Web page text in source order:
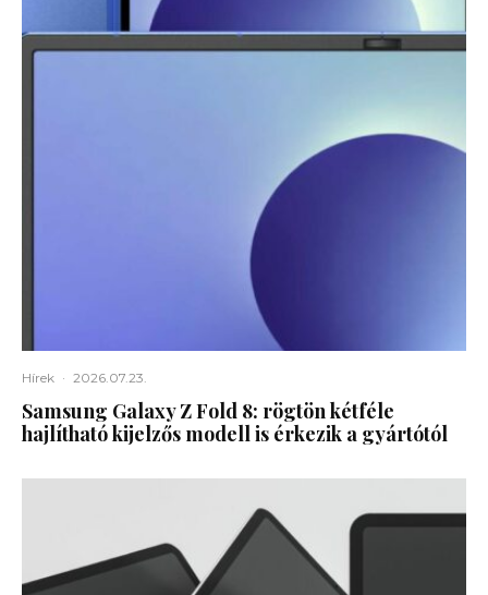
Hírek · 2026.07.23.
Samsung Galaxy Z Fold 8: rögtön kétféle
hajlítható kijelzős modell is érkezik a gyártótól